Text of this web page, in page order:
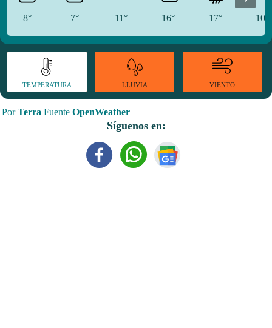
8° 7° 11° 16° 17° 10°
TEMPERATURA LLUVIA VIENTO
PorTerra Fuente OpenWeather
Síguenos en: